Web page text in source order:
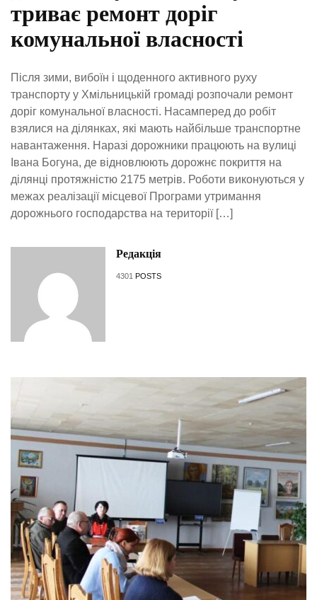
триває ремонт доріг
комунальної власності
Після зими, вибоїн і щоденного активного руху
транспорту у Хмільницькій громаді розпочали ремонт
доріг комунальної власності. Насамперед до робіт
взялися на ділянках, які мають найбільше транспортне
навантаження. Наразі дорожники працюють на вулиці
Івана Богуна, де відновлюють дорожнє покриття на
ділянці протяжністю 2175 метрів. Роботи виконуються у
межах реалізації місцевої Програми утримання
дорожнього господарства на території […]
Редакція
4301 POSTS